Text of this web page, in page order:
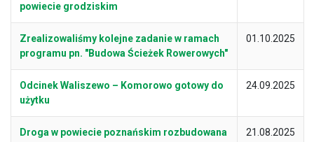
powiecie grodziskim
Zrealizowaliśmy kolejne zadanie w ramach
programu pn. "Budowa Ścieżek Rowerowych"
01.10.2025
Odcinek Waliszewo – Komorowo gotowy do
użytku
24.09.2025
Droga w powiecie poznańskim rozbudowana 21.08.2025